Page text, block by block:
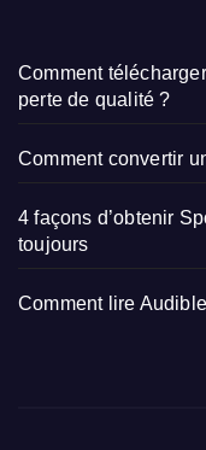
Comment
perte de qualité ?
Comment convertir
4 façons d’obtenir
toujours
Comment lire